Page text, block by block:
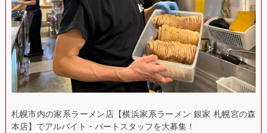
札幌市内の家系ラーメン店【横浜家系ラーメン 銀家 札幌宮の森
本店】でアルバイト・パートスタッフを大募集！